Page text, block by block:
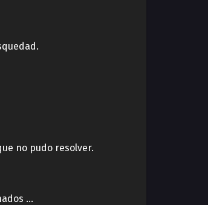
no pudo resolver.
…